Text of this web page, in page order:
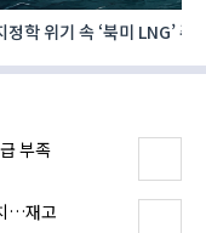
데이터센터 투자계획 발표,
부족
…재고